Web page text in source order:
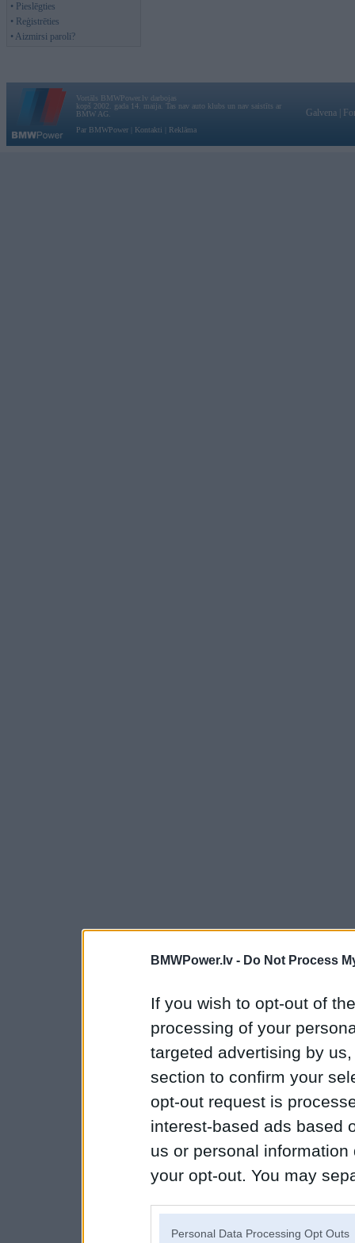
BMWPower.lv - Do Not Process
If you wish to opt-out of
processing of your
targeted advertising by
section to confirm your
opt-out request is
interest-based ads based
us or personal
your opt-out. You may
Personal Data Processing Opt Outs
• Pieslēgties
• Reģistrēties
• Aizmirsi paroli?
Vortāls BMWPower.lv darbojas
kopš 2002. gada 14. maija. Tas nav auto klubs un nav saistīts ar
BMW AG.
Par BMWPower
Kontakti Reklāma
Galvena